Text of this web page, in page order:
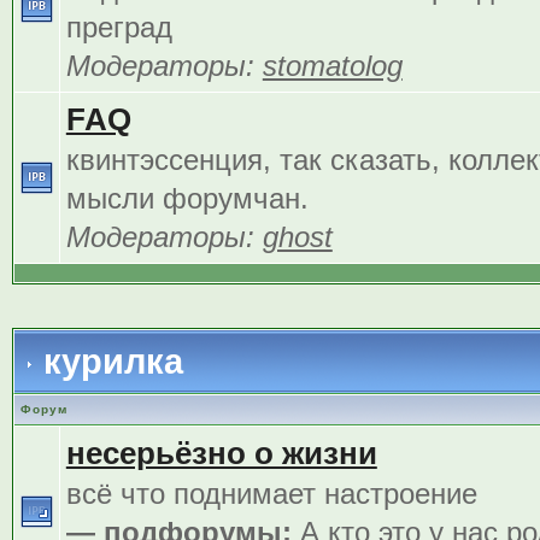
преград
Модераторы: stomatolog
FAQ
квинтэссенция, так сказать,
мысли форумчан.
Модераторы: ghost
курилка
Форум
несерьёзно о жизни
всё что поднимает настроение
— подфорумы: А кто это у нас